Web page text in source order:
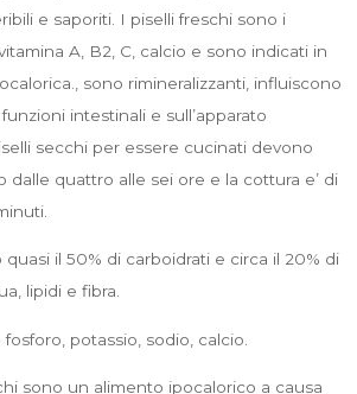
e saporiti. I piselli freschi sono i
A, B2, C, calcio e sono indicati in
sono rimineralizzanti, influiscono
intestinali e sull’apparato
secchi per essere cucinati devono
dalle quattro alle sei ore e la cottura e’ di
il 50% di carboidrati e circa il 20% di
lipidi e fibra.
potassio, sodio, calcio.
sono un alimento ipocalorico a causa